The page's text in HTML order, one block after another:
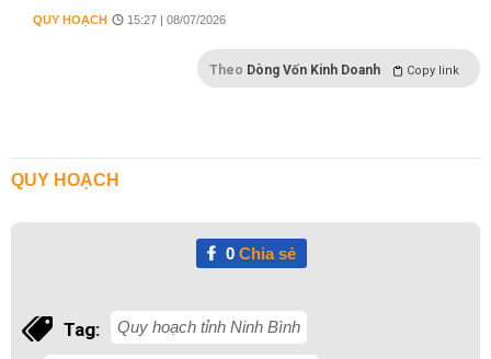
QUY HOẠCH 15:27 | 08/07/2026
Theo Dòng Vốn Kinh Doanh Copy link
QUY HOẠCH
0Chia sẻ
Tag: Quy hoạch tỉnh Ninh Bình